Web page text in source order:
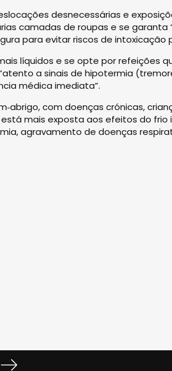
desnecessárias e
camadas de roupas e se
para evitar riscos de intoxicação
líquidos e se opte por refeições
a sinais de hipotermia
médica imediata”.
com doenças crónicas,
mais exposta aos efeitos do
agravamento de doenças